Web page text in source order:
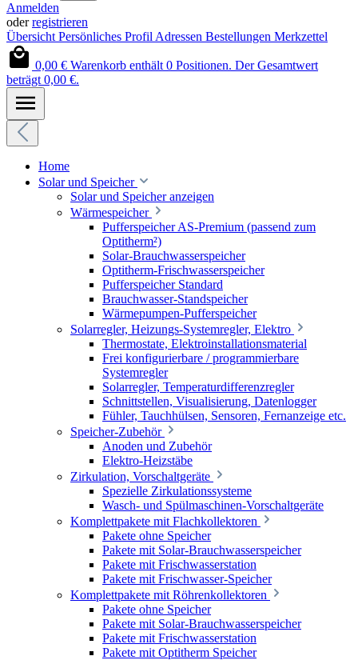
Anmelden
oderregistrieren
Übersicht Persönliches Profil Adressen Bestellungen Merkzettel
0,00 € Warenkorb enthält 0 Positionen. Der Gesamtwert
beträgt 0,00 €.
Home
Solar und Speicher
Solar und Speicher anzeigen
Wärmespeicher
Pufferspeicher AS-Premium (passend zum
Optitherm²)
Solar-Brauchwasserspeicher
Optitherm-Frischwasserspeicher
Pufferspeicher Standard
Brauchwasser-Standspeicher
Wärmepumpen-Pufferspeicher
Solarregler, Heizungs-Systemregler, Elektro
Thermostate, Elektroinstallationsmaterial
Frei konfigurierbare / programmierbare
Systemregler
Solarregler, Temperaturdifferenzregler
Schnittstellen, Visualisierung, Datenlogger
Fühler, Tauchhülsen, Sensoren, Fernanzeige etc.
Speicher-Zubehör
Anoden und Zubehör
Elektro-Heizstäbe
Zirkulation, Vorschaltgeräte
Spezielle Zirkulationssysteme
Wasch- und Spülmaschinen-Vorschaltgeräte
Komplettpakete mit Flachkollektoren
Pakete ohne Speicher
Pakete mit Solar-Brauchwasserspeicher
Pakete mit Frischwasserstation
Pakete mit Frischwasser-Speicher
Komplettpakete mit Röhrenkollektoren
Pakete ohne Speicher
Pakete mit Solar-Brauchwasserspeicher
Pakete mit Frischwasserstation
Pakete mit Optitherm Speicher